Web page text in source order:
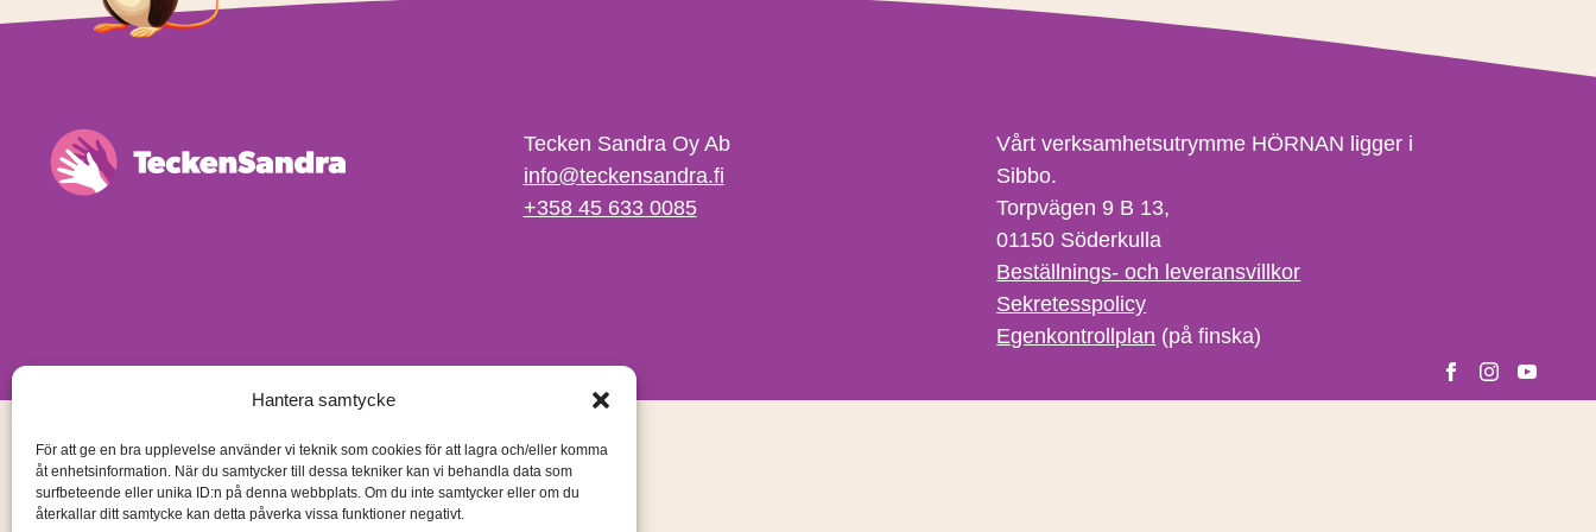
Hantera samtycke
För att ge en bra upplevelse använder vi teknik som cookies för att lagra och/eller komma
åt enhetsinformation. När du samtycker till dessa tekniker kan vi behandla data som
surfbeteende eller unika ID:n på denna webbplats. Om du inte samtycker eller om du
återkallar ditt samtycke kan detta påverka vissa funktioner negativt.
Tecken Sandra Oy Ab
info@teckensandra.fi
+358 45 633 0085
Vårt verksamhetsutrymme HÖRNAN ligger i
Sibbo.
Torpvägen 9 B 13,
01150 Söderkulla
Beställnings- och leveransvillkor
Sekretesspolicy
Egenkontrollplan (på finska)